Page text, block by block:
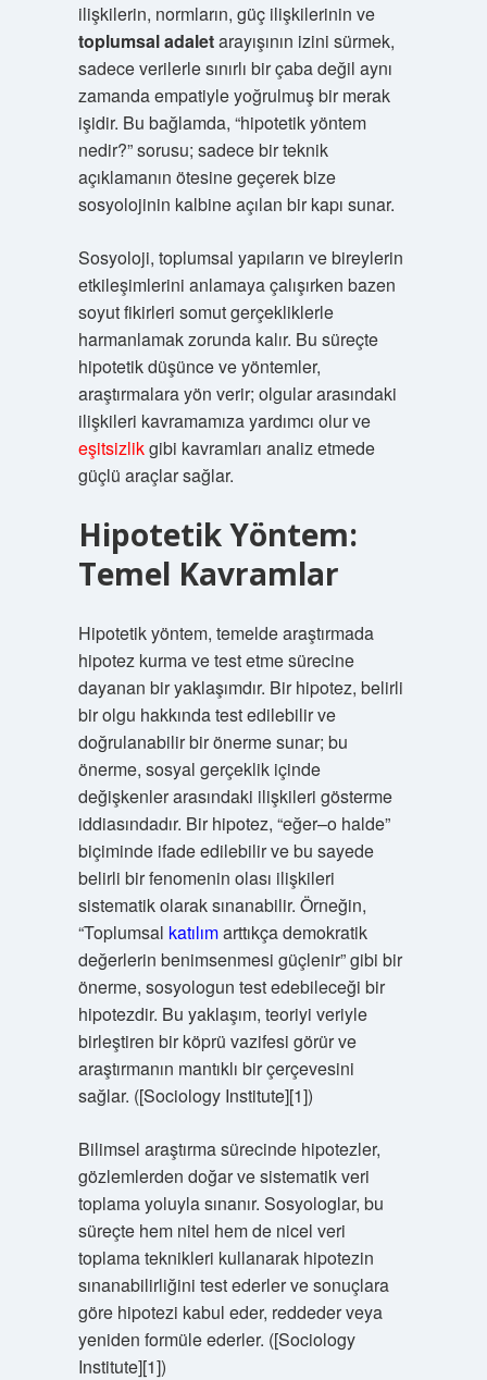
ilişkilerin, normların, güç ilişkilerinin ve
toplumsal adaletarayışının izini sürmek,
sadece verilerle sınırlı bir çaba değil aynı
zamanda empatiyle yoğrulmuş bir merak
işidir. Bu bağlamda, “hipotetik yöntem
nedir?” sorusu; sadece bir teknik
açıklamanın ötesine geçerek bize
sosyolojinin kalbine açılan bir kapı sunar.
Sosyoloji, toplumsal yapıların ve bireylerin
etkileşimlerini anlamaya çalışırken bazen
soyut fikirleri somut gerçekliklerle
harmanlamak zorunda kalır. Bu süreçte
hipotetik düşünce ve yöntemler,
araştırmalara yön verir; olgular arasındaki
ilişkileri kavramamıza yardımcı olur ve
eşitsizlikgibi kavramları analiz etmede
güçlü araçlar sağlar.
Hipotetik Yöntem:
Temel Kavramlar
Hipotetik yöntem, temelde araştırmada
hipotez kurma ve test etme sürecine
dayanan bir yaklaşımdır. Bir hipotez, belirli
bir olgu hakkında test edilebilir ve
doğrulanabilir bir önerme sunar; bu
önerme, sosyal gerçeklik içinde
değişkenler arasındaki ilişkileri gösterme
iddiasındadır. Bir hipotez, “eğer–o halde”
biçiminde ifade edilebilir ve bu sayede
belirli bir fenomenin olası ilişkileri
sistematik olarak sınanabilir. Örneğin,
“Toplumsal katılımarttıkça demokratik
değerlerin benimsenmesi güçlenir” gibi bir
önerme, sosyologun test edebileceği bir
hipotezdir. Bu yaklaşım, teoriyi veriyle
birleştiren bir köprü vazifesi görür ve
araştırmanın mantıklı bir çerçevesini
sağlar. ([Sociology Institute][1])
Bilimsel araştırma sürecinde hipotezler,
gözlemlerden doğar ve sistematik veri
toplama yoluyla sınanır. Sosyologlar, bu
süreçte hem nitel hem de nicel veri
toplama teknikleri kullanarak hipotezin
sınanabilirliğini test ederler ve sonuçlara
göre hipotezi kabul eder, reddeder veya
yeniden formüle ederler. ([Sociology
Institute][1])